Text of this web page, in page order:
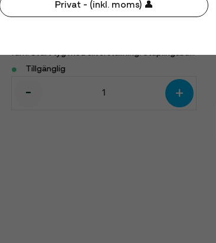
Lyxstol - Class - Svart med Silver
ram. Svart tyg med silverställning. Staplingsbar.
44cm bred.
Tillgänglig
- +
Privat - (inkl. moms) 👤